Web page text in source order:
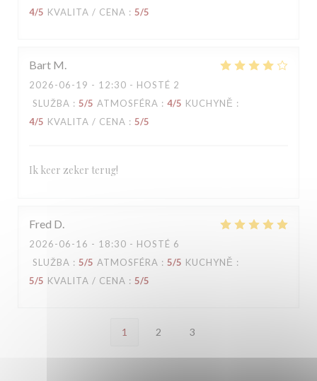
4/5 KVALITA / CENA : 5/5
Bart M
2026-06-19 - 12:30 - HOSTÉ 2
SLUŽBA : 5/5 ATMOSFÉRA : 4/5 KUCHYNĚ :
4/5 KVALITA / CENA : 5/5
Ik keer zeker terug!
Fred D
2026-06-16 - 18:30 - HOSTÉ 6
SLUŽBA : 5/5 ATMOSFÉRA : 5/5 KUCHYNĚ :
5/5 KVALITA / CENA : 5/5
1 2 3